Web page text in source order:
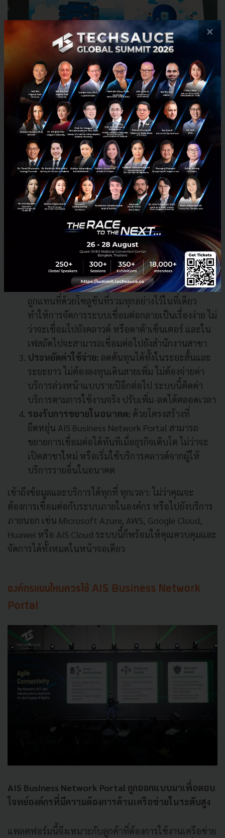
นอกจากนี้สิ่งที่ทำให้ AIS Business Network Portal แตก
ต่าง คือการไม่ได้เป็นแค่เครื่องมือควบคุมระบบเครือข่าย
ธรรมดา แต่ถูกออกแบบมาเพื่อช่วยให้องค์กรทุกขนาด
สามารถจัดการระบบเชื่อมต่อได้ง่ายขึ้น เร็วขึ้น และ
ประหยัดยิ่งกว่าเดิม ด้วยจุดแข็งสำคัญเหล่านี้ อาทิ
เชื่อมต่อได้ง่าย แค่สมัครใช้งาน:องค์กรสามารถเริ่ม
ต้นใช้งานได้ทันทีเพียงแค่สมัครผ่าน AIS eBusiness
Portal ไม่ต้องติดตั้งระบบใหม่ ไม่ต้องรอเจ้าหน้าที่
ไม่ต้องเดินเรื่องเอกสารให้วุ่นวาย ทุกอย่างถูกเตรียม
ลดความยุ่งยากในการเชื่อมต่อที่ซับซ้อน: ระบบเดิม
ที่ต้องใช้ลิงก์ซ้อนกันหลายชั้น หรือมีขั้นตอนเยอะ ๆ
ถูกแทนที่ด้วยโซลูชันที่รวมทุกอย่างไว้ในที่เดียว
ทำให้การจัดการระบบเชื่อมต่อกลายเป็นเรื่องง่าย ไม่
ว่าจะเชื่อมไปยังคลาวด์ หรือดาต้าเซ็นเตอร์ และใน
เฟสถัดไปจะสามารถเชื่อมต่อไปยังสำนักงานสาขา
ประหยัดค่าใช้จ่าย: ลดต้นทุนได้ทั้งในระยะสั้นและ
ระยะยาว ไม่ต้องลงทุนเดินสายเพิ่ม ไม่ต้องจ่ายค่า
บริการล่วงหน้าแบบรายปีอีกต่อไป ระบบนี้คิดค่า
บริการตามการใช้งานจริง ปรับเพิ่ม-ลดได้ตลอดเวลา
รองรับการขยายในอนาคต: ด้วยโครงสร้างที่
ยืดหยุ่น AIS Business Network Portal สามารถ
ขยายการเชื่อมต่อได้ทันทีเมื่อธุรกิจเติบโต ไม่ว่าจะ
เปิดสาขาใหม่ หรือเริ่มใช้บริการคลาวด์จากผู้ให้
บริการรายอื่นในอนาคต
เข้าถึงข้อมูลและบริการได้ทุกที่ ทุกเวลา: ไม่ว่าคุณจะ
ต้องการเชื่อมต่อกับระบบภายในองค์กร หรือไปยังบริการ
ภายนอก เช่น Microsoft Azure, AWS, Google Cloud,
Huawei หรือ AIS Cloud ระบบนี้ก็พร้อมให้คุณควบคุมและ
จัดการได้ทั้งหมดในหน้าจอเดียว
องค์กรแบบไหนควรใช้ AIS Business Network
Portal
AIS Business Network Portal ถูกออกแบบมาเพื่อตอบ
โจทย์องค์กรที่มีความต้องการด้านเครือข่ายในระดับสูง
แพลตฟอร์มนี้จึงเหมาะกับลูกค้าที่ต้องการใช้งานเครือข่าย
×